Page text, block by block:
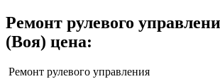
Ремонт рулевого
(Воя) цена:
Ремонт рулевого управления